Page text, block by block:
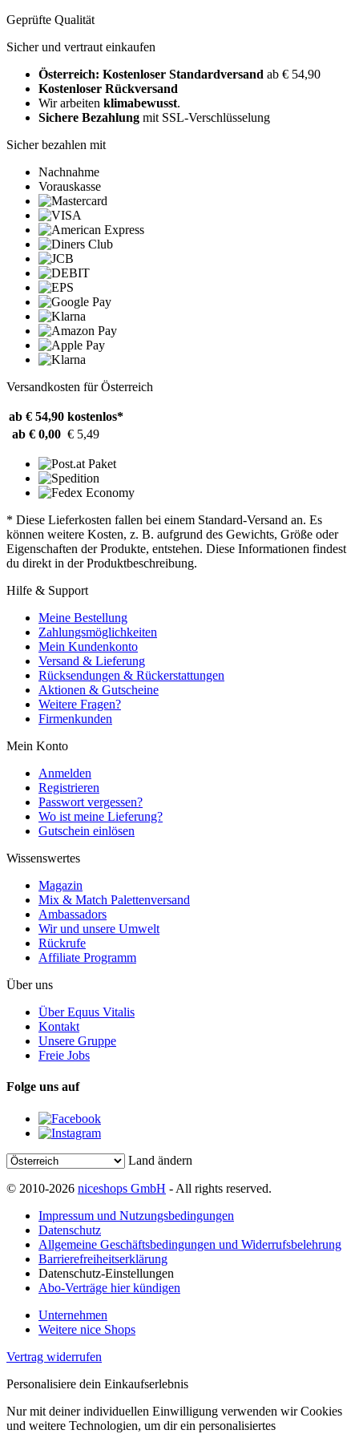
Geprüfte Qualität
Sicher und vertraut einkaufen
Österreich: Kostenloser Standardversand ab € 54,90
Kostenloser Rückversand
Wir arbeiten klimabewusst.
Sichere Bezahlung mit SSL-Verschlüsselung
Sicher bezahlen mit
Nachnahme
Vorauskasse
Versandkosten für Österreich
ab € 54,90 kostenlos*
ab € 0,00 € 5,49
* Diese Lieferkosten fallen bei einem Standard-Versand an. Es
können weitere Kosten, z. B. aufgrund des Gewichts, Größe oder
Eigenschaften der Produkte, entstehen. Diese Informationen findest
du direkt in der Produktbeschreibung.
Hilfe & Support
Meine Bestellung
Zahlungsmöglichkeiten
Mein Kundenkonto
Versand & Lieferung
Rücksendungen & Rückerstattungen
Aktionen & Gutscheine
Weitere Fragen?
Firmenkunden
Mein Konto
Anmelden
Registrieren
Passwort vergessen?
Wo ist meine Lieferung?
Gutschein einlösen
Wissenswertes
Magazin
Mix & Match Palettenversand
Ambassadors
Wir und unsere Umwelt
Rückrufe
Affiliate Programm
Über uns
Über Equus Vitalis
Kontakt
Unsere Gruppe
Freie Jobs
Folge uns auf
Land ändern
© 2010-2026 niceshops GmbH - All rights reserved.
Impressum und Nutzungsbedingungen
Datenschutz
Allgemeine Geschäftsbedingungen und Widerrufsbelehrung
Barrierefreiheitserklärung
Datenschutz-Einstellungen
Abo-Verträge hier kündigen
Unternehmen
Weitere nice Shops
Vertrag widerrufen
Personalisiere dein Einkaufserlebnis
Nur mit deiner individuellen Einwilligung verwenden wir Cookies
und weitere Technologien, um dir ein personalisiertes